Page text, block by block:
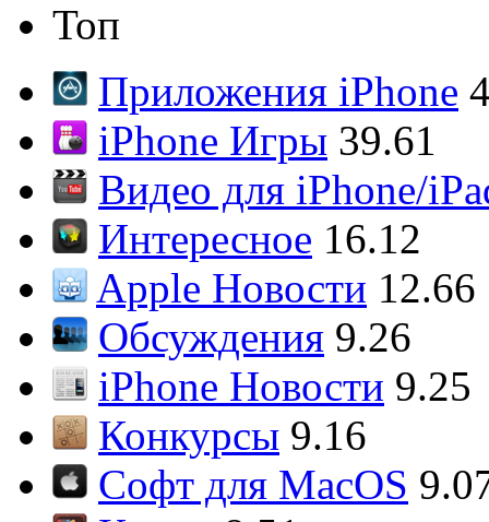
Топ
Приложения iPhone
iPhone Игры 39.61
Видео для iPhone/
Интересное 16.12
Apple Новости 12.66
Обсуждения 9.26
iPhone Новости 9.25
Конкурсы 9.16
Софт для MacOS